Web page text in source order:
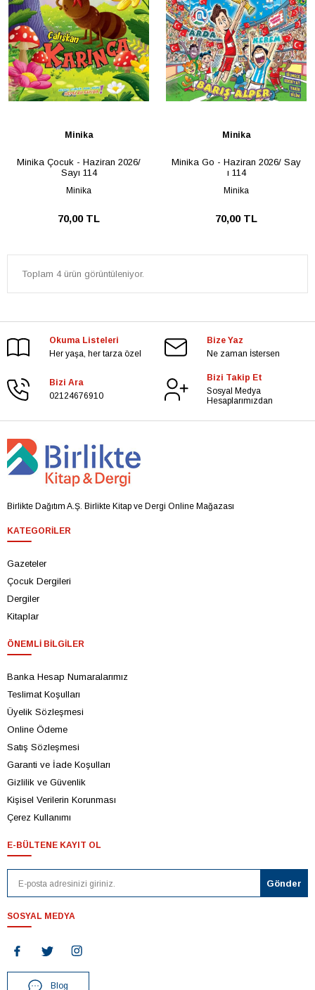
Minika
Minika Çocuk - Haziran 2026/
Sayı 114
Minika
70,00 TL
Minika
Minika Go - Haziran 2026/ Say
ı 114
Minika
70,00 TL
Toplam 4 ürün görüntüleniyor.
Okuma Listeleri
Her yaşa, her tarza özel
Bize Yaz
Ne zaman İstersen
Bizi Ara
02124676910
Bizi Takip Et
Sosyal Medya
Hesaplarımızdan
Birlikte Dağıtım A.Ş. Birlikte Kitap ve Dergi Online Mağazası
KATEGORILER
Gazeteler
Çocuk Dergileri
Dergiler
Kitaplar
ÖNEMLI BILGILER
Banka Hesap Numaralarımız
Teslimat Koşulları
Üyelik Sözleşmesi
Online Ödeme
Satış Sözleşmesi
Garanti ve İade Koşulları
Gizlilik ve Güvenlik
Kişisel Verilerin Korunması
Çerez Kullanımı
E-BÜLTENE KAYIT OL
SOSYAL MEDYA
Blog